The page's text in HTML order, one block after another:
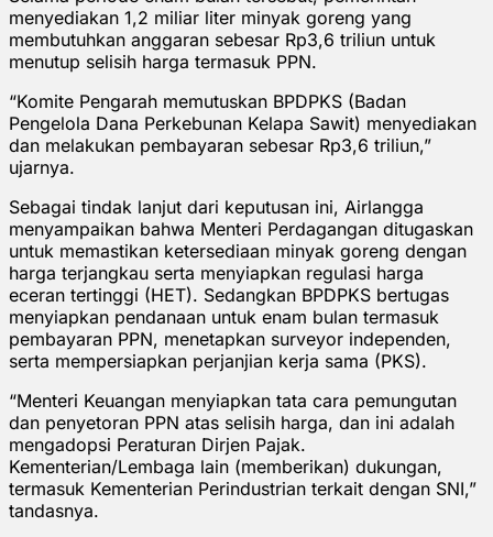
menyediakan 1,2 miliar liter minyak goreng yang
membutuhkan anggaran sebesar Rp3,6 triliun untuk
menutup selisih harga termasuk PPN.
“Komite Pengarah memutuskan BPDPKS (Badan
Pengelola Dana Perkebunan Kelapa Sawit) menyediakan
dan melakukan pembayaran sebesar Rp3,6 triliun,”
ujarnya.
Sebagai tindak lanjut dari keputusan ini, Airlangga
menyampaikan bahwa Menteri Perdagangan ditugaskan
untuk memastikan ketersediaan minyak goreng dengan
harga terjangkau serta menyiapkan regulasi harga
eceran tertinggi (HET). Sedangkan BPDPKS bertugas
menyiapkan pendanaan untuk enam bulan termasuk
pembayaran PPN, menetapkan surveyor independen,
serta mempersiapkan perjanjian kerja sama (PKS).
“Menteri Keuangan menyiapkan tata cara pemungutan
dan penyetoran PPN atas selisih harga, dan ini adalah
mengadopsi Peraturan Dirjen Pajak.
Kementerian/Lembaga lain (memberikan) dukungan,
termasuk Kementerian Perindustrian terkait dengan SNI,”
tandasnya.